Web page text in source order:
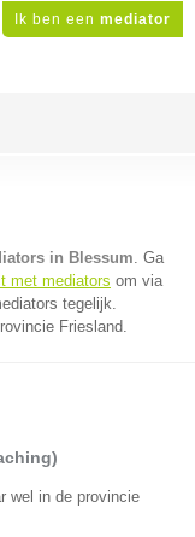
Ik ben een mediator
in Blessum. Ga
met mediators om via
tegelijk.
Friesland.
wel in de provincie